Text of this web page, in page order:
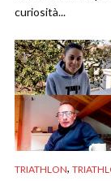
curiosità...
TRIATHLON,